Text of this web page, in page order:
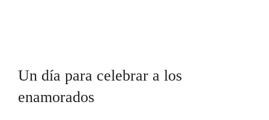
Un día para celebrar a los
enamorados